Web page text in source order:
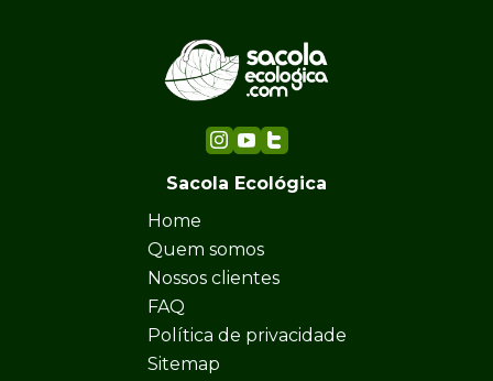
Sacola Ecológica
Home
Quem somos
Nossos clientes
FAQ
Política de privacidade
Sitemap